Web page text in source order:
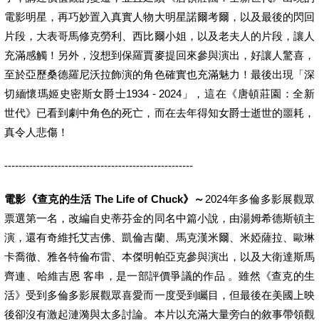
電影明星，再巧妙置入真實人物大明星諾爾考爾，以及最後的閃回
片段，大表哥馬修克勞利、西比爾小姐，以及老夫人的片段，讓人
充滿感觸！另外，沒想到保羅賈麥提回來參與演出，好讓人驚喜，
至於亞歷桑德羅尼沃拉飾演的角色確實也充滿魅力！最後出現「深
切緬懷瑪姬史密斯女爵士1934 - 2024」，這在《唐頓莊園：全新
世代》已看到劇中角色的死亡，而在去年得知女爵士逝世的噩耗，
真令人悲傷！
-----------------------------------------------------
電影《查克的生活 The Life of Chuck》～ 2024年多倫多影展觀眾
票選第一名，改編自史蒂芬金的同名中篇小說，由湯姆希德斯頓主
演，還有奇維托艾吉佛、凱倫吉蘭、馬克漢米爾、米婭薩拉、歐琳
卡喬徹、雅各特倫布雷、本傑明帕亞克參與演出，以及大衛達斯馬
齊連、哈維吉恩 客串，是一部評價爭議的作品 。雖然《查克的生
活》受到多倫多影展觀眾喜愛而一度受到矚目，但最後在美國上映
後卻沒有激起漣漪與太多討論。本片以充滿大量旁白的敘事帶領觀